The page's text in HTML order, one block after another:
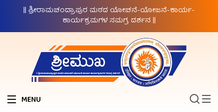
|| ಶ್ರೀರಾಮಚಂದ್ರಾಪುರ ಮಠದ ಯೋಚನೆ-ಯೋಜನೆ-ಕಾರ್ಯ-
ಕಾರ್ಯಕ್ರಮಗಳ ಸಮಗ್ರ ದರ್ಶನ ||
MENU